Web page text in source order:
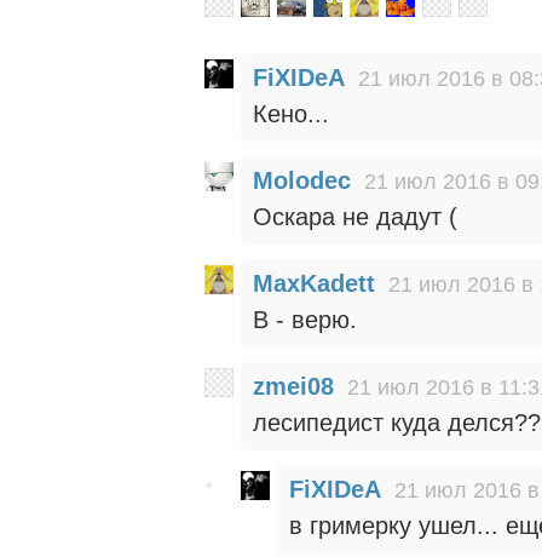
FiXIDeA 21 июл 2016 в
Кено...
Molodec 21 июл 2016 в
Оскара не дадут (
MaxKadett 21 июл 2016 в
В - верю.
zmei08 21 июл 2016 в
лесипедист куда делся??
FiXIDeA 21 июл 2016
в гримерку ушел...